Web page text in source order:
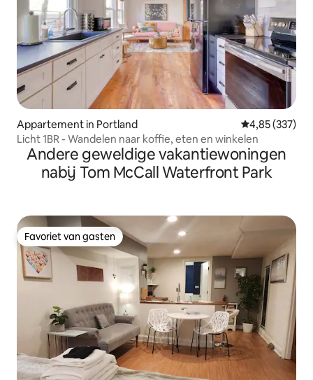
Appartement in Portland Gemiddelde
4,85 (337)
Licht 1BR - Wandelen naar koffie, eten en winkelen
Andere geweldige vakantiewoningen
nabij Tom McCall Waterfront Park
Favoriet van gasten
Favoriet van gasten